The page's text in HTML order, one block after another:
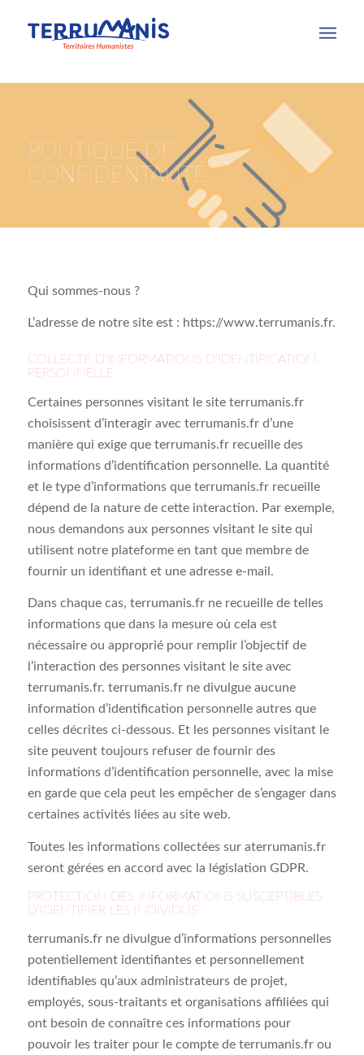
POLITIQUE DE
CONFIDENTALITÉ
Qui sommes-nous ?
L’adresse de notre site est : https://www.terrumanis.fr.
COLLECTE D’INFORMATIONS D’IDENTIFICATION
PERSONNELLE
Certaines personnes visitant le site terrumanis.fr
choisissent d’interagir avec terrumanis.fr d’une
manière qui exige que terrumanis.fr recueille des
informations d’identification personnelle. La quantité
et le type d’informations que terrumanis.fr recueille
dépend de la nature de cette interaction. Par exemple,
nous demandons aux personnes visitant le site qui
utilisent notre plateforme en tant que membre de
fournir un identifiant et une adresse e-mail.
Dans chaque cas, terrumanis.fr ne recueille de telles
informations que dans la mesure où cela est
nécessaire ou approprié pour remplir l’objectif de
l’interaction des personnes visitant le site avec
terrumanis.fr. terrumanis.fr ne divulgue aucune
information d’identification personnelle autres que
celles décrites ci-dessous. Et les personnes visitant le
site peuvent toujours refuser de fournir des
informations d’identification personnelle, avec la mise
en garde que cela peut les empêcher de s’engager dans
certaines activités liées au site web.
Toutes les informations collectées sur aterrumanis.fr
seront gérées en accord avec la législation GDPR.
PROTECTION DES INFORMATIONS SUSCEPTIBLES
D’IDENTIFIER LES INDIVIDUS
terrumanis.fr ne divulgue d’informations personnelles
potentiellement identifiantes et personnellement
identifiables qu’aux administrateurs de projet,
employés, sous-traitants et organisations affiliées qui
ont besoin de connaître ces informations pour
pouvoir les traiter pour le compte de terrumanis.fr ou